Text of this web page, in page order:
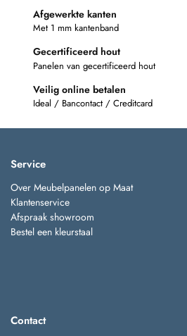
Afgewerkte kanten
Met 1 mm kantenband
Gecertificeerd hout
Panelen van gecertificeerd hout
Veilig online betalen
Ideal / Bancontact / Creditcard
Service
Over Meubelpanelen op Maat
Klantenservice
Afspraak showroom
Bestel een kleurstaal
Contact